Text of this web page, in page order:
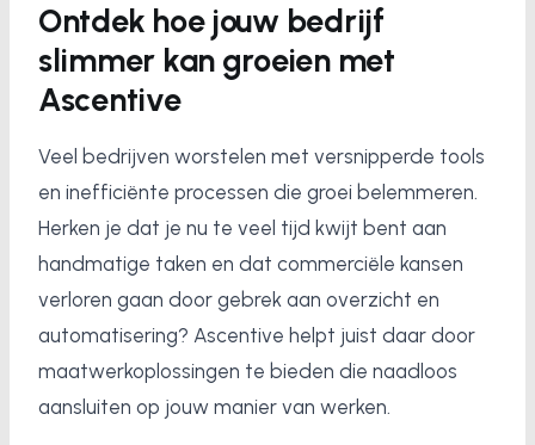
Ontdek hoe jouw bedrijf
slimmer kan groeien met
Ascentive
Veel bedrijven worstelen met versnipperde tools
en inefficiënte processen die groei belemmeren.
Herken je dat je nu te veel tijd kwijt bent aan
handmatige taken en dat commerciële kansen
verloren gaan door gebrek aan overzicht en
automatisering? Ascentive helpt juist daar door
maatwerkoplossingen te bieden die naadloos
aansluiten op jouw manier van werken.